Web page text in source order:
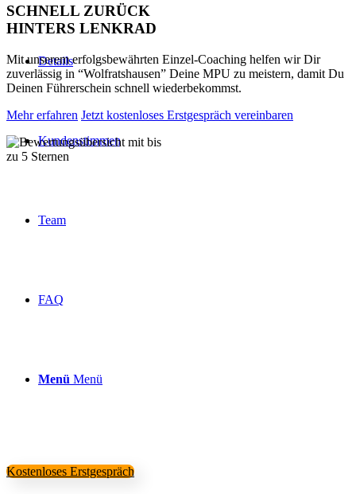
Details
Kundenstimmen
Team
FAQ
Menü Menü
Kostenloses Erstgespräch
SCHNELL ZURÜCK
HINTERS LENKRAD
Mit unserem erfolgsbewährten Einzel-Coaching helfen wir Dir
zuverlässig in “Wolfratshausen” Deine MPU zu meistern, damit Du
Deinen Führerschein schnell wiederbekommst.
Mehr erfahren Jetzt kostenloses Erstgespräch vereinbaren